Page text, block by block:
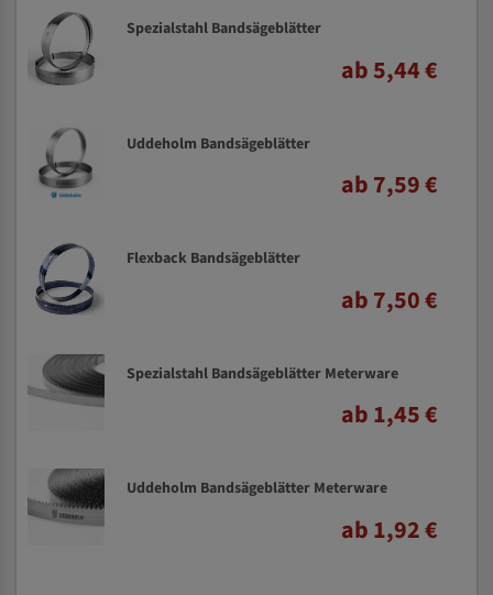
Spezialstahl Bandsägeblätter
ab 5,44 €
Uddeholm Bandsägeblätter
ab 7,59 €
Flexback Bandsägeblätter
ab 7,50 €
Spezialstahl Bandsägeblätter Meterware
ab 1,45 €
Uddeholm Bandsägeblätter Meterware
ab 1,92 €